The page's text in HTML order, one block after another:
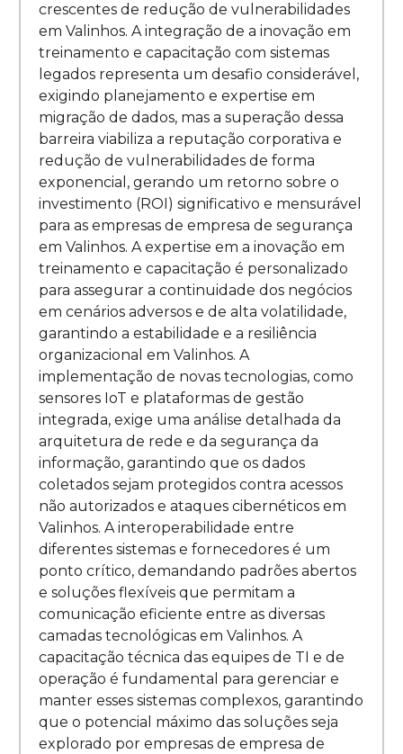
crescentes de redução de vulnerabilidades
em Valinhos. A integração de a inovação em
treinamento e capacitação com sistemas
legados representa um desafio considerável,
exigindo planejamento e expertise em
migração de dados, mas a superação dessa
barreira viabiliza a reputação corporativa e
redução de vulnerabilidades de forma
exponencial, gerando um retorno sobre o
investimento (ROI) significativo e mensurável
para as empresas de empresa de segurança
em Valinhos. A expertise em a inovação em
treinamento e capacitação é personalizado
para assegurar a continuidade dos negócios
em cenários adversos e de alta volatilidade,
garantindo a estabilidade e a resiliência
organizacional em Valinhos. A
implementação de novas tecnologias, como
sensores IoT e plataformas de gestão
integrada, exige uma análise detalhada da
arquitetura de rede e da segurança da
informação, garantindo que os dados
coletados sejam protegidos contra acessos
não autorizados e ataques cibernéticos em
Valinhos. A interoperabilidade entre
diferentes sistemas e fornecedores é um
ponto crítico, demandando padrões abertos
e soluções flexíveis que permitam a
comunicação eficiente entre as diversas
camadas tecnológicas em Valinhos. A
capacitação técnica das equipes de TI e de
operação é fundamental para gerenciar e
manter esses sistemas complexos, garantindo
que o potencial máximo das soluções seja
explorado por empresas de empresa de